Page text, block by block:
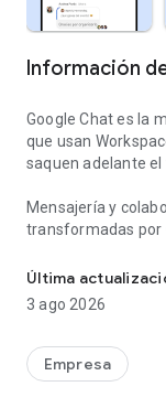
Información
Google Chat es la
que usan
saquen adelante el
Mensajería y
transformadas por
• Traduce
• Encuentra lo que
• Registra tareas
Todo lo que los
conectados y
Última
3 ago 2026
Empresa